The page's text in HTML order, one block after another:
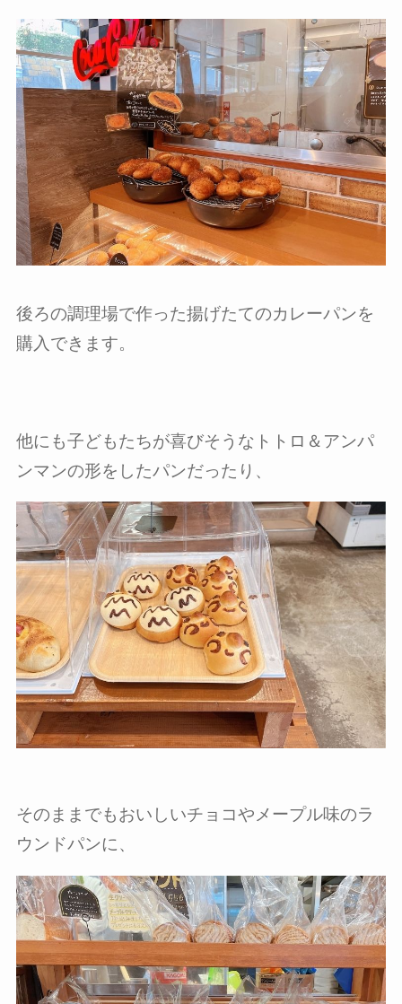
後ろの調理場で作った揚げたてのカレーパンを
購入できます。
他にも子どもたちが喜びそうなトトロ＆アンパ
ンマンの形をしたパンだったり、
そのままでもおいしいチョコやメープル味のラ
ウンドパンに、